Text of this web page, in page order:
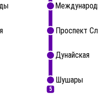
5
Проспект
Дунайская
Шушары